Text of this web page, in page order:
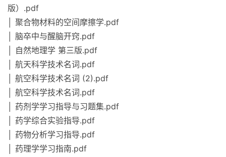
版）.pdf
│ 聚合物材料的空间摩擦学.pdf
│ 脑卒中与醒脑开窍.pdf
│ 自然地理学 第三版.pdf
│ 航天科学技术名词.pdf
│ 航空科学技术名词 (2).pdf
│ 航空科学技术名词.pdf
│ 药剂学学习指导与习题集.pdf
│ 药学综合实验指导.pdf
│ 药物分析学习指导.pdf
│ 药理学学习指南.pdf